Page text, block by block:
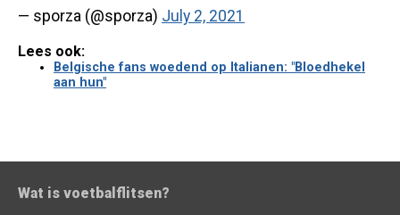
— sporza (@sporza) July 2, 2021
Lees ook:
Belgische fans woedend op Italianen: "Bloedhekel
aan hun"
Wat is voetbalflitsen?